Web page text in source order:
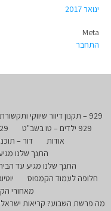
ינואר 2017
Meta
התחבר
929 – תקנון דיוור שיווקי ותקשורת דיגיטלית
929 ילדים – טו בשב"ט
929 תנך
אודות
דור –
התנך שלנו
התנך שלנו מגיע עד
חלופה לעמוד הקמפוס
מאחורי
מה פרשת השבוע? קריאות